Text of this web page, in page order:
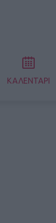
ΚΑΛΕΝΤΑΡΙ